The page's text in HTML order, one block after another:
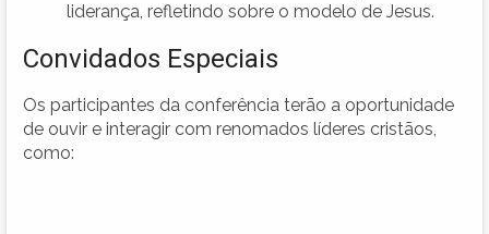
liderança, refletindo sobre o modelo de Jesus.
Convidados Especiais
Os participantes da conferência terão a oportunidade
de ouvir e interagir com renomados líderes cristãos,
como: